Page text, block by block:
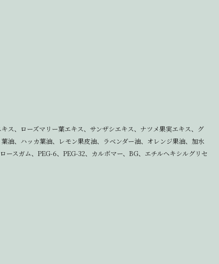
ス、ローズマリー葉エキス、サンザシエキス、ナツメ果実エキス、グ
油、ハッカ葉油、レモン果皮油、ラベンダー油、オレンジ果油、加水
スガム、PEG-6、PEG-32、カルボマー、BG、エチルヘキシルグリセ